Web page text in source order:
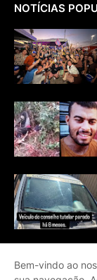
NOTÍCIAS
Bem-vindo ao